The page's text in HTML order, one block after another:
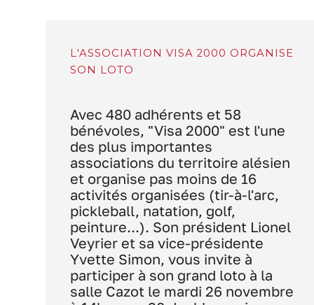
L'ASSOCIATION VISA 2000 ORGANISE
SON LOTO
Avec 480 adhérents et 58
bénévoles, "Visa 2000" est l'une
des plus importantes
associations du territoire alésien
et organise pas moins de 16
activités organisées (tir-à-l'arc,
pickleball, natation, golf,
peinture...). Son président Lionel
Veyrier et sa vice-présidente
Yvette Simon, vous invite à
participer à son grand loto à la
salle Cazot le mardi 26 novembre